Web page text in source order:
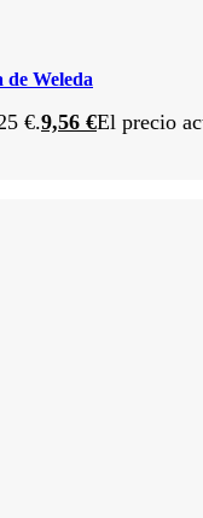
de Weleda
€.9,56 €El precio